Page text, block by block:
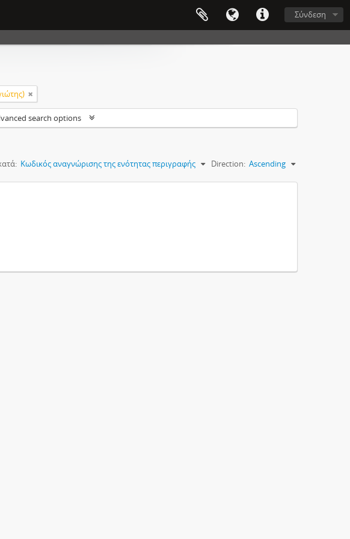
Σύνδεση
search options
Κωδικός αναγνώρισης της ενότητας περιγραφής Direction: Ascending